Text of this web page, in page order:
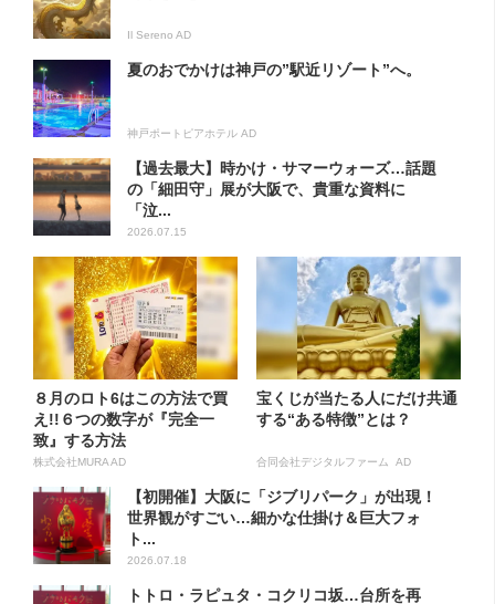
Il Sereno AD
夏のおでかけは神戸の”駅近リゾート”へ。
神戸ポートピアホテル AD
【過去最大】時かけ・サマーウォーズ…話題
の「細田守」展が大阪で、貴重な資料に
「泣...
2026.07.15
８月のロト6はこの方法で買
え!!６つの数字が『完全一
致』する方法
株式会社MURA AD
宝くじが当たる人にだけ共通
する“ある特徴”とは？
合同会社デジタルファーム AD
【初開催】大阪に「ジブリパーク」が出現！
世界観がすごい…細かな仕掛け＆巨大フォ
ト...
2026.07.18
トトロ・ラピュタ・コクリコ坂…台所を再